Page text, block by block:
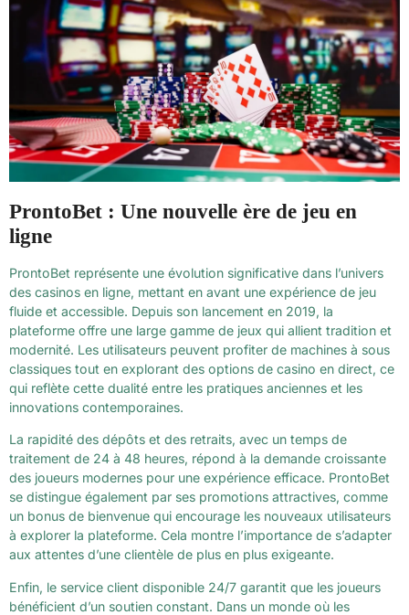
ProntoBet : Une nouvelle ère de jeu en
ligne
ProntoBet représente une évolution significative dans l’univers
des casinos en ligne, mettant en avant une expérience de jeu
fluide et accessible. Depuis son lancement en 2019, la
plateforme offre une large gamme de jeux qui allient tradition et
modernité. Les utilisateurs peuvent profiter de machines à sous
classiques tout en explorant des options de casino en direct, ce
qui reflète cette dualité entre les pratiques anciennes et les
innovations contemporaines.
La rapidité des dépôts et des retraits, avec un temps de
traitement de 24 à 48 heures, répond à la demande croissante
des joueurs modernes pour une expérience efficace. ProntoBet
se distingue également par ses promotions attractives, comme
un bonus de bienvenue qui encourage les nouveaux utilisateurs
à explorer la plateforme. Cela montre l’importance de s’adapter
aux attentes d’une clientèle de plus en plus exigeante.
Enfin, le service client disponible 24/7 garantit que les joueurs
bénéficient d’un soutien constant. Dans un monde où les